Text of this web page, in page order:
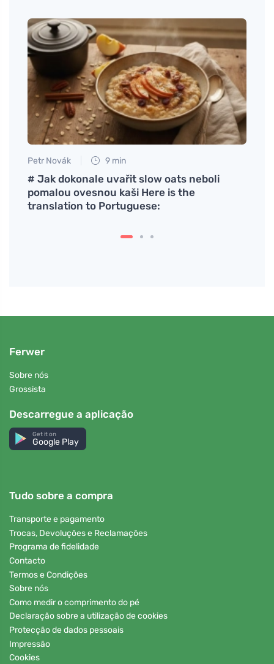
Petr Novák 9 min
# Jak dokonale uvařit slow oats neboli
pomalou ovesnou kaši Here is the
translation to Portuguese:
Ferwer
Sobre nós
Grossista
Descarregue a aplicação
Get it on
Google Play
Tudo sobre a compra
Transporte e pagamento
Trocas, Devoluções e Reclamações
Programa de fidelidade
Contacto
Termos e Condições
Sobre nós
Como medir o comprimento do pé
Declaração sobre a utilização de cookies
Protecção de dados pessoais
Impressão
Cookies